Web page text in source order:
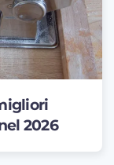
2026